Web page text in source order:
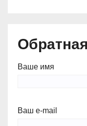
Ваше имя
Ваш e-mail